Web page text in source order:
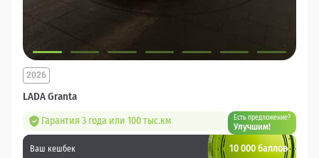
LADA Granta
2026
Гарантия 3 года или 100 тыс.км Есть предложение?
Улучшим!
Ваш кешбек 10 000 баллов